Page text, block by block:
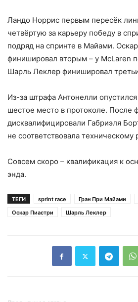
Ландо Норрис первым пересёк
четвёртую за карьеру победу в
подряд на спринте в Майами.
финишировал вторым – у McLaren
Шарль Леклер финишировал
Из-за штрафа Антонелли
шестое место в протоколе. После
дисквалифицировали Габриэля
не соответствовала техническому
Совсем скоро – квалификация к
энда.
ТЕГИ sprint race Гран При Майами
Оскар Пиастри
Шарль Леклер